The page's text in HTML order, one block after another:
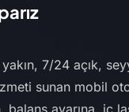
7/24 açık,
sunan mobil
balans ayarına, iç